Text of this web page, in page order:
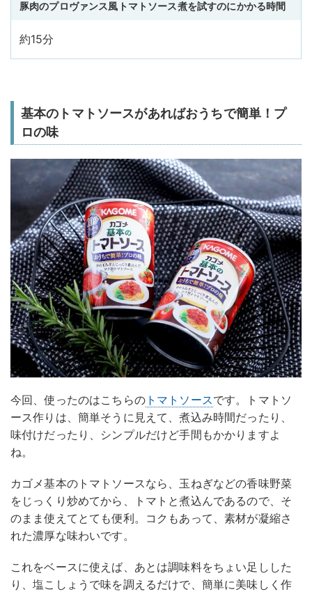
豚肉のプロヴァンス風トマトソース煮を試すのにかかる時間
約15分
基本のトマトソースがあればおうちで簡単！プ
ロの味
今回、使ったのはこちらのトマトソースです。トマトソ
ース作りは、簡単そうに見えて、煮込み時間だったり、
味付けだったり、シンプルだけど手間もかかりますよ
ね。
カゴメ基本のトマトソースなら、玉ねぎなどの香味野菜
をじっくり炒めてから、トマトと煮込んであるので、そ
のまま使えてとても便利。コクもあって、素材が凝縮さ
れた濃厚な味わいです。
これをベースに使えば、あとは調味料をちょい足しした
り、塩こしょうで味を調えるだけで、簡単に美味しく作